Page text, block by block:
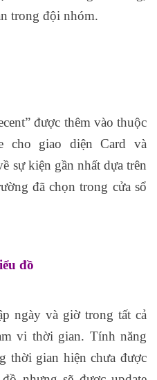
trong đội nhóm.
được thêm vào thuộc
cho giao diện Card và
sự kiện gần nhất dựa trên
đã chọn trong cửa sổ
đồ
ngày và giờ trong tất cả
vi thời gian. Tính năng
thời gian hiện chưa được